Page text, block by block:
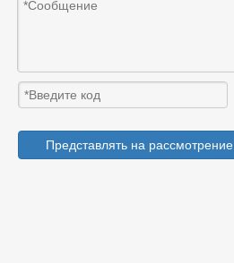
Представлять на рассмотрение